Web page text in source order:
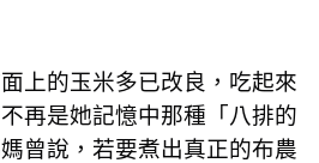
上的玉米多已改良，吃起來
再是她記憶中那種「八排的
曾說，若要煮出真正的布農